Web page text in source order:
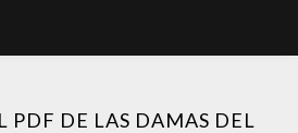
PDF DE LAS DAMAS DEL